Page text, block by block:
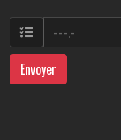
Envoyer